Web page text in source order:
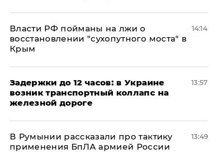
Власти РФ пойманы на лжи о
восстановлении "сухопутного моста" в
Крым
14:14
Задержки до 12 часов: в Украине
возник транспортный коллапс на
железной дороге
13:57
В Румынии рассказали про тактику
применения БпЛА армией России
13:49